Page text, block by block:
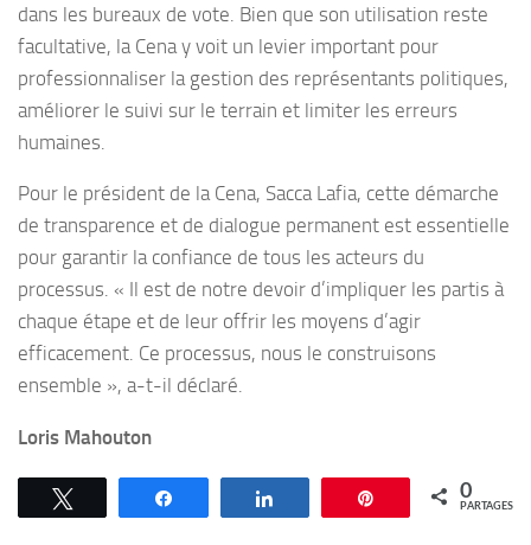
dans les bureaux de vote. Bien que son utilisation reste
facultative, la Cena y voit un levier important pour
professionnaliser la gestion des représentants politiques,
améliorer le suivi sur le terrain et limiter les erreurs
humaines.
Pour le président de la Cena, Sacca Lafia, cette démarche
de transparence et de dialogue permanent est essentielle
pour garantir la confiance de tous les acteurs du
processus. « Il est de notre devoir d’impliquer les partis à
chaque étape et de leur offrir les moyens d’agir
efficacement. Ce processus, nous le construisons
ensemble », a-t-il déclaré.
Loris Mahouton
Épingle 0
PARTAGES